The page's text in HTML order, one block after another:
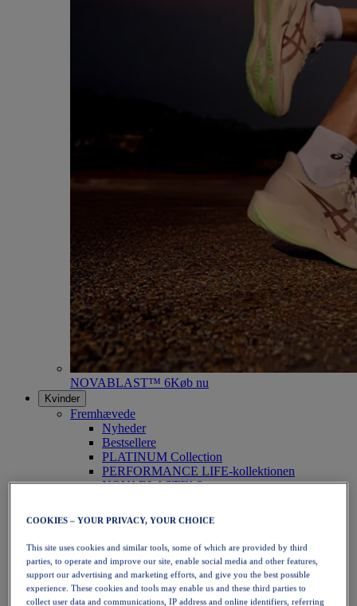
NOVABLAST™ 6Køb nu
Kvinder
Fremhævede
Nyheder
Bestsellere
PLATINUM Collection
PERFORMANCE LIFE-kollektionen
NOVABLAST™ 6
Løb
Trailløb
Tennis
Volleyball
Håndbold
Padel
Netbold
COOKIES – YOUR PRIVACY, YOUR CHOICE
This site uses cookies and similar tools, some of which are provided by third
parties, to operate and improve our site, enable social media and other features,
support our advertising and marketing efforts, and give you the best possible
experience. These cookies and tools may enable us and these third parties to
collect user data and communications, IP address and online identifiers, referring